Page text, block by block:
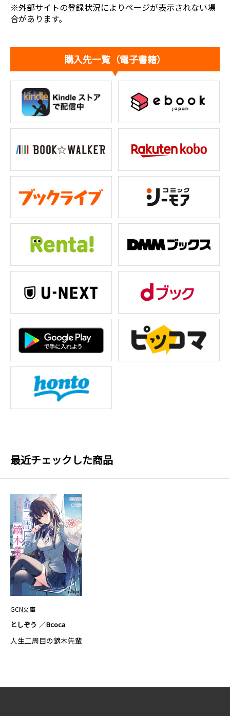
※外部サイトの登録状況によりページが表示されない場
合があります。
購入先一覧（電子書籍）
最近チェックした商品
GCN文庫
としぞう Bcoca
人生二周目の鏑木先輩